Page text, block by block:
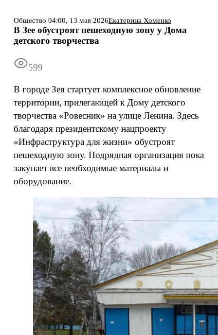
Информация Подписка
Общество 04:00, 13 мая 2026Екатерина Хоменко
В Зее обустроят пешеходную зону у Дома
детского творчества
599
В городе Зея стартует комплексное обновление
территории, прилегающей к Дому детского
творчества «Ровесник» на улице Ленина. Здесь
благодаря президентскому нацпроекту
«Инфраструктура для жизни» обустроят
пешеходную зону. Подрядная организация пока
закупает все необходимые материалы и
оборудование.